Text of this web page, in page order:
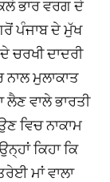
ਭਾਰ ਵਰਗ ਦੇ
ਪੰਜਾਬ ਦੇ ਮੁੱਖ
ਚਰਖੀ ਦਾਦਰੀ
ਮੁਲਾਕਾਤ
ਲੈਣ ਵਾਲੇ ਭਾਰਤੀ
ਵਿਚ ਨਾਕਾਮ
ਕਿਹਾ ਕਿ
ਮਾਂ ਵਾਲਾ